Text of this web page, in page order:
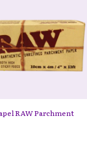
RAW Parchment